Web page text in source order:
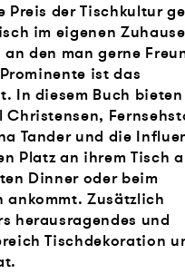
Preis der Tischkultur
im eigenen
den man gerne
ist das
In diesem Buch
Tander und die
Platz an ihrem Tisch
Dinner oder beim
ankommt. Zusätzlich
herausragendes und
Tischdekoration